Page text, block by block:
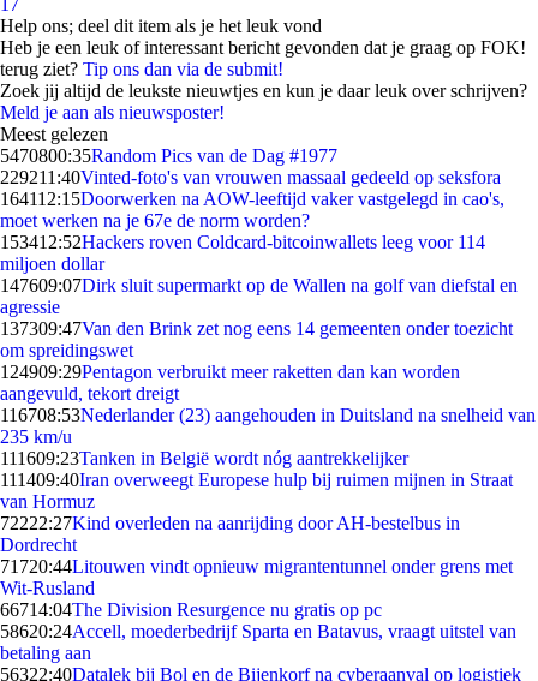
17
Help ons; deel dit item als je het leuk vond
Heb je een leuk of interessant bericht gevonden dat je graag op FOK!
terug ziet? Tip ons dan via de submit!
Zoek jij altijd de leukste nieuwtjes en kun je daar leuk over schrijven?
Meld je aan als nieuwsposter!
Meest gelezen
5470800:35Random Pics van de Dag #1977
229211:40Vinted-foto's van vrouwen massaal gedeeld op seksfora
164112:15Doorwerken na AOW-leeftijd vaker vastgelegd in cao's,
moet werken na je 67e de norm worden?
153412:52Hackers roven Coldcard-bitcoinwallets leeg voor 114
miljoen dollar
147609:07Dirk sluit supermarkt op de Wallen na golf van diefstal en
agressie
137309:47Van den Brink zet nog eens 14 gemeenten onder toezicht
om spreidingswet
124909:29Pentagon verbruikt meer raketten dan kan worden
aangevuld, tekort dreigt
116708:53Nederlander (23) aangehouden in Duitsland na snelheid van
235 km/u
111609:23Tanken in België wordt nóg aantrekkelijker
111409:40Iran overweegt Europese hulp bij ruimen mijnen in Straat
van Hormuz
72222:27Kind overleden na aanrijding door AH-bestelbus in
Dordrecht
71720:44Litouwen vindt opnieuw migrantentunnel onder grens met
Wit-Rusland
66714:04The Division Resurgence nu gratis op pc
58620:24Accell, moederbedrijf Sparta en Batavus, vraagt uitstel van
betaling aan
56322:40Datalek bij Bol en de Bijenkorf na cyberaanval op logistiek